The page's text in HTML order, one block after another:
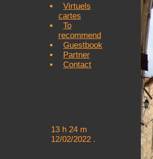
Virtuels
cartes
To
recommend
Guestbook
Partner
Contact
13 h 24 m
12/02/2022 .